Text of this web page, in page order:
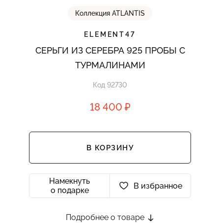
Коллекция ATLANTIS
ELEMENT47
СЕРЬГИ ИЗ СЕРЕБРА 925 ПРОБЫ С
ТУРМАЛИНАМИ
Код 92730
18 400 ₽
В КОРЗИНУ
Намекнуть
о подарке
В избранное
Подробнее о товаре